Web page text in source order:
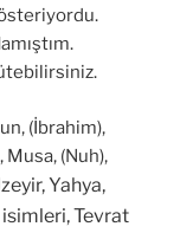
(İbrahim),
Musa, (Nuh),
Yahya,
Tevrat